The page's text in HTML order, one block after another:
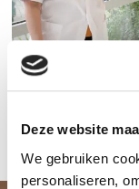
Deze website
We gebruiken
personaliseren,